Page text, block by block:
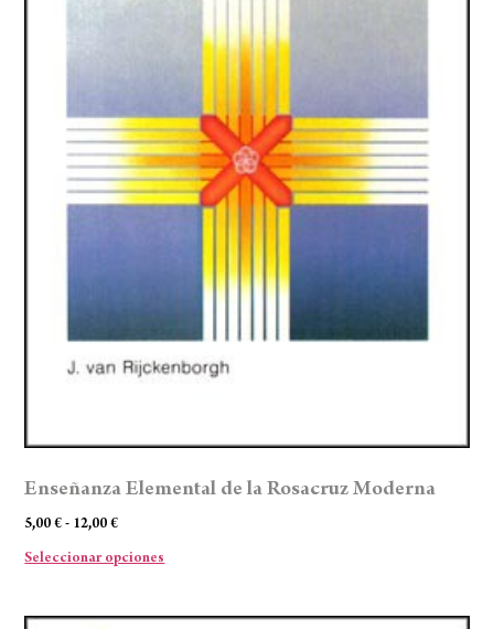
Enseñanza Elemental de la Rosacruz Moderna
5,00€ - 12,00€
Seleccionar opciones